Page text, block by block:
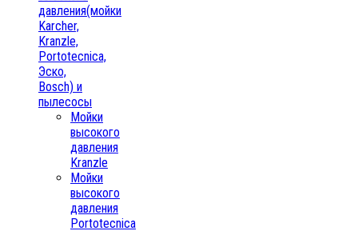
давления(мойки
Karcher,
Kranzle,
Portotecnica,
Эско,
Bosch) и
пылесосы
Мойки
высокого
давления
Kranzle
Мойки
высокого
давления
Portotecnica